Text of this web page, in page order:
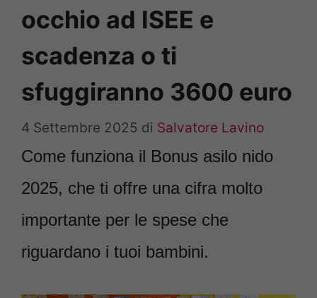
occhio ad ISEE e
scadenza o ti
sfuggiranno 3600 euro
4 Settembre 2025 di Salvatore Lavino
Come funziona il Bonus asilo nido
2025, che ti offre una cifra molto
importante per le spese che
riguardano i tuoi bambini.